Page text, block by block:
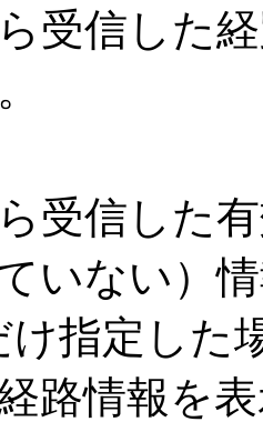
受信した
受信した
いない）
け指定した
路情報を